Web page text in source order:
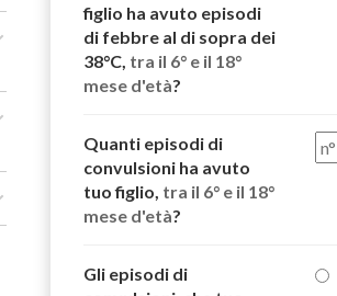
figlio ha avuto episodi
di febbre al di sopra dei
38°C, tra il 6° e il 18°
mese d'età?
Quanti episodi di
convulsioni ha avuto
tuo figlio, tra il 6° e il 18°
mese d'età?
Gli episodi di